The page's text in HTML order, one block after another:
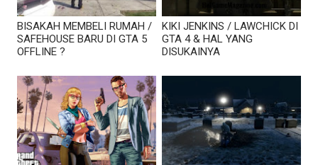
BISAKAH MEMBELI RUMAH /
SAFEHOUSE BARU DI GTA 5
OFFLINE ?
KIKI JENKINS / LAWCHICK DI
GTA 4 & HAL YANG
DISUKAINYA